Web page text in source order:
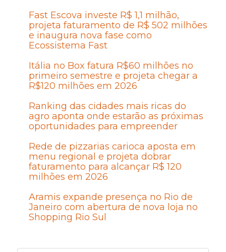
Fast Escova investe R$ 1,1 milhão,
projeta faturamento de R$ 502 milhões
e inaugura nova fase como
Ecossistema Fast
Itália no Box fatura R$60 milhões no
primeiro semestre e projeta chegar a
R$120 milhões em 2026
Ranking das cidades mais ricas do
agro aponta onde estarão as próximas
oportunidades para empreender
Rede de pizzarias carioca aposta em
menu regional e projeta dobrar
faturamento para alcançar R$ 120
milhões em 2026
Aramis expande presença no Rio de
Janeiro com abertura de nova loja no
Shopping Rio Sul